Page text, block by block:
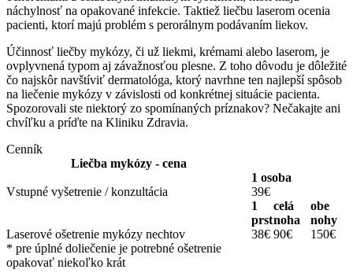
náchylnosť na opakované infekcie. Taktiež liečbu laserom ocenia
pacienti, ktorí majú problém s perorálnym podávaním liekov.
Účinnosť liečby mykózy, či už liekmi, krémami alebo laserom, je
ovplyvnená typom aj závažnosťou plesne. Z toho dôvodu je dôležité
čo najskôr navštíviť dermatológa, ktorý navrhne ten najlepší spôsob
na liečenie mykózy v závislosti od konkrétnej situácie pacienta.
Spozorovali ste niektorý zo spomínaných príznakov? Nečakajte ani
chvíľku a príďte na Kliniku Zdravia.
Cenník
Liečba mykózy - cena
1 osoba
Vstupné vyšetrenie / konzultácia
39€
1
prst
celá
noha
obe
nohy
Laserové ošetrenie mykózy nechtov
38€ 90€
150€
* pre úplné doliečenie je potrebné ošetrenie
opakovať niekoľko krát